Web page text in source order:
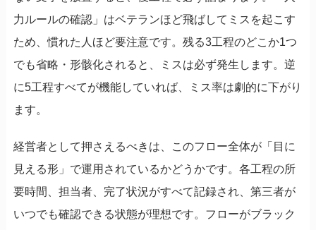
力ルールの確認」はベテランほど飛ばしてミスを起こす
ため、慣れた人ほど要注意です。残る3工程のどこか1つ
でも省略・形骸化されると、ミスは必ず発生します。逆
に5工程すべてが機能していれば、ミス率は劇的に下がり
ます。
経営者として押さえるべきは、このフロー全体が「目に
見える形」で運用されているかどうかです。各工程の所
要時間、担当者、完了状況がすべて記録され、第三者が
いつでも確認できる状態が理想です。フローがブラック